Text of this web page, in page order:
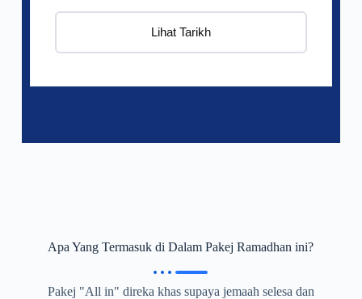
Lihat Tarikh
Apa Yang Termasuk di Dalam Pakej Ramadhan ini?
Pakej "All in" direka khas supaya jemaah selesa dan